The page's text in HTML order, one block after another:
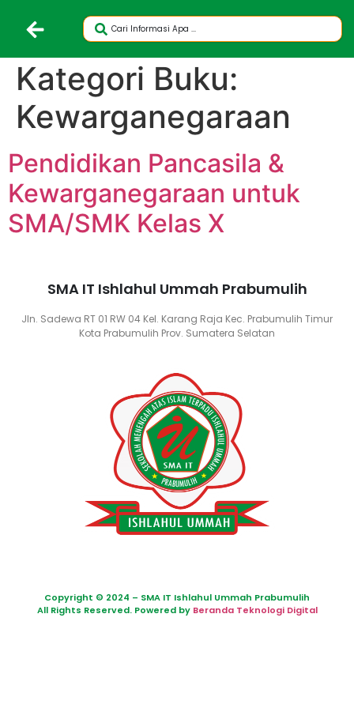
Kategori Buku:
Kewarganegaraan
Pendidikan Pancasila &
Kewarganegaraan untuk
SMA/SMK Kelas X
SMA IT Ishlahul Ummah Prabumulih
Jln. Sadewa RT 01 RW 04 Kel. Karang Raja Kec. Prabumulih Timur
Kota Prabumulih Prov. Sumatera Selatan
Copyright © 2024 – SMA IT Ishlahul Ummah Prabumulih
All Rights Reserved. Powered by Beranda Teknologi Digital